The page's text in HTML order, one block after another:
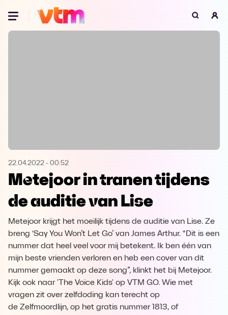
Oeps, browser niet ondersteund
Microsoft Edge Download
Opera
22.04.2022 - 00:52
Metejoor in tranen tijdens
de auditie van Lise
Metejoor krijgt het moeilijk tijdens de auditie van Lise. Ze
breng ‘Say You Won’t Let Go’ van James Arthur. “Dit is een
nummer dat heel veel voor mij betekent. Ik ben één van
mijn beste vrienden verloren en heb een cover van dit
nummer gemaakt op deze song”, klinkt het bij Metejoor.
Kijk ook naar 'The Voice Kids' op VTM GO. Wie met
vragen zit over zelfdoding kan terecht op
de Zelfmoordlijn, op het gratis nummer 1813, of